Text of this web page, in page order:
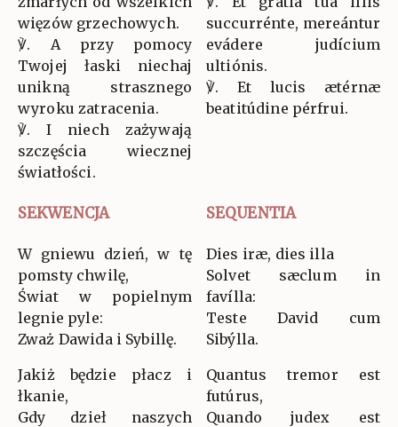
więzów grzechowych.
℣. A przy pomocy
Twojej łaski niechaj
unikną strasznego
wyroku zatracenia.
℣. I niech zażywają
szczęścia wiecznej
światłości.
succurrénte, mereántur
evádere judícium
ultiónis.
℣. Et lucis ætérnæ
beatitúdine pérfrui.
SEKWENCJA SEQUENTIA
W gniewu dzień, w tę
pomsty chwilę,
Świat w popielnym
legnie pyle:
Zważ Dawida i Sybillę.
Jakiż będzie płacz i
łkanie,
Gdy dzieł naszych
Dies iræ, dies illa
Solvet sæclum in
favílla:
Teste David cum
Sibýlla.
Quantus tremor est
futúrus,
Quando judex est